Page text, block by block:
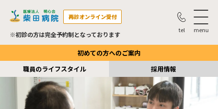
再診オンライン受付
※初診の方は完全予約制となっております
初めての方へのご案内
職員のライフスタイル
採用情報